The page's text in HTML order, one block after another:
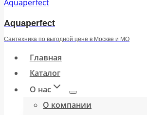
Aquaperfect
Сантехника по выгодной цене в Москве и МО
Главная
Каталог
О нас
О компании